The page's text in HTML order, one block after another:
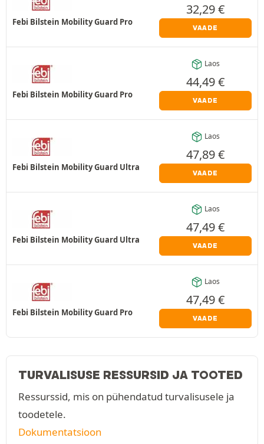
Febi Bilstein Mobility Guard Pro
32,29€
VAADE
Febi Bilstein Mobility Guard Pro
Laos
44,49€
VAADE
Febi Bilstein Mobility Guard Ultra
Laos
47,89€
VAADE
Febi Bilstein Mobility Guard Ultra
Laos
47,49€
VAADE
Febi Bilstein Mobility Guard Pro
Laos
47,49€
VAADE
TURVALISUSE RESSURSID JA TOOTED
Ressurssid, mis on pühendatud turvalisusele ja
toodetele.
Dokumentatsioon